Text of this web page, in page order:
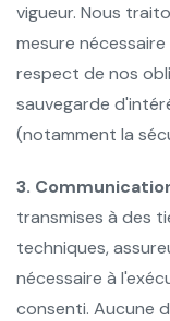
vigueur. Nous
mesure
respect de nos
sauvegarde
(notamment la
3.
transmises à des
techniques,
nécessaire à
consenti. Aucune